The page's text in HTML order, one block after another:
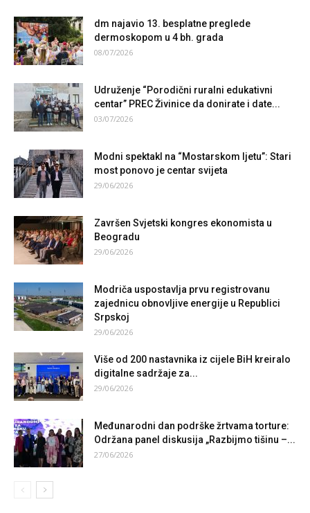
dm najavio 13. besplatne preglede
dermoskopom u 4 bh. grada
08/07/2026
Udruženje “Porodični ruralni edukativni
centar” PREC Živinice da donirate i date...
03/07/2026
Modni spektakl na “Mostarskom ljetu”: Stari
most ponovo je centar svijeta
29/06/2026
Završen Svjetski kongres ekonomista u
Beogradu
29/06/2026
Modriča uspostavlja prvu registrovanu
zajednicu obnovljive energije u Republici
Srpskoj
29/06/2026
Više od 200 nastavnika iz cijele BiH kreiralo
digitalne sadržaje za...
29/06/2026
Međunarodni dan podrške žrtvama torture:
Održana panel diskusija „Razbijmo tišinu –...
27/06/2026